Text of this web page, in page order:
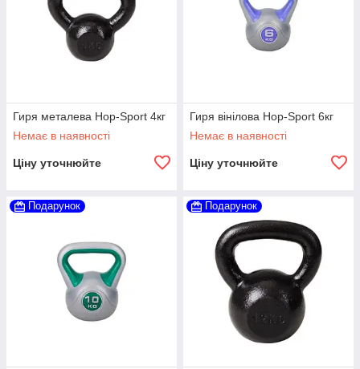
Гиря металева Hop-Sport 4кг
Немає в наявності
Ціну уточнюйте
Гиря вінілова Hop-Sport 6кг
Немає в наявності
Ціну уточнюйте
Подарунок Подарунок